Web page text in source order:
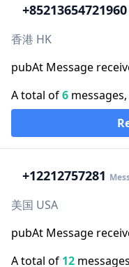
+85213654721960
香港 HK
pubAt Message
A total of6
+12212757281
美国 USA
pubAt Message
A total of 12